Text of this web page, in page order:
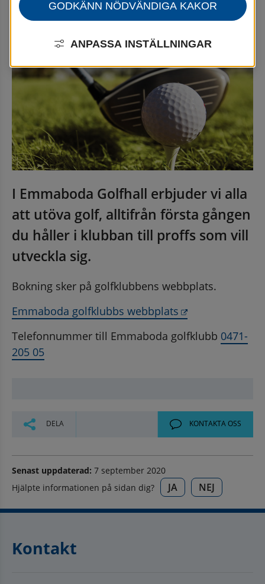
Golfhall
I Emmaboda Golfhall erbjuder vi alla
att utöva golf, alltifrån första gången
du håller i klubban till proffs som vill
utveckla sig.
Bokning sker på golfklubbens webbplats.
Emmaboda golfklubbs webbplats
Länk till annan
Telefonnummer till Emmaboda golfklubb 0471-
205 05
DELA KONTAKTA OSS
Senast uppdaterad: 7 september 2020
Hjälpte informationen på sidan dig?
JA NEJ
Kontakt
GODKÄNN NÖDVÄNDIGA KAKOR
ANPASSA INSTÄLLNINGAR